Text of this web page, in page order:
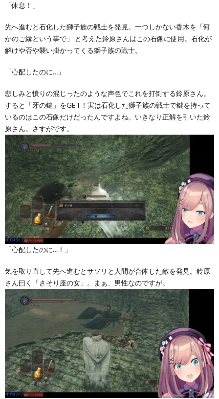
「休息！」
先へ進むと石化した獅子族の戦士を発見。一つしかない香木を「何
かのご縁という事で」 と考えた鈴原さんはこの石像に使用。石化が
解けや否や襲い掛かってくる獅子族の戦士。
「心配したのに…」
悲しみと憤りの混じったのような声色でこれを打倒する鈴原さん。
すると「牙の鍵」をGET！実は石化した獅子族の戦士で鍵を持って
いるのはこの石像だけだったんですよね。いきなり正解を引いた鈴
原さん。さすがです。
「心配したのに…！」
気を取り直して先へ進むとサソリと人間が合体した敵を発見。鈴原
さん曰く「さそり座の女」。まぁ、男性なのですが。